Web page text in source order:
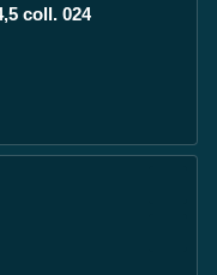
coll. 024